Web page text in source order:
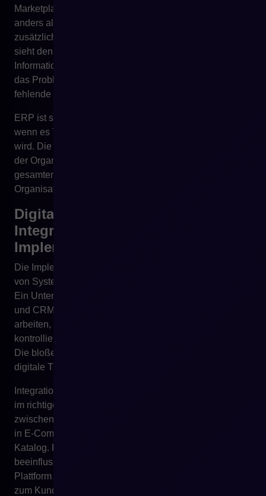
Marketplace. Der Lagerbestand ist im E-Commerce
anders als im WMS. Der Vertriebsmitarbeiter hat einen
zusätzlichen Rabatt in einer Tabelle. Customer Service
sieht den Bestellstatus nicht. Der Kunde erhält eine
Information, die nicht der Realität entspricht. Dann ist
das Problem nicht fehlende Digitalisierung, sondern
fehlende Datenarchitektur.
ERP ist sehr wichtig, aber sein Wert wächst erst dann,
wenn es Teil eines gut gestalteten Informationsflusses
wird. Die ERP-Implementierung allein ordnet einen Teil
der Organisation. Die Integration von ERP mit dem
gesamten digitalen Ökosystem erlaubt, diese
Organisation zu skalieren.
Digitale Transformation erfordert
Integration, nicht nur
Implementierung
Die Implementierung eines Systems und die Integration
von Systemen sind zwei unterschiedliche Reifegrade.
Ein Unternehmen kann ERP, E-Commerce, PIM, WMS
und CRM implementiert haben und trotzdem im Chaos
arbeiten, wenn die Systeme Daten nicht stabil,
kontrolliert und für das Team verständlich austauschen.
Die bloße Anwesenheit von Tools schafft noch keine
digitale Transformation.
Integration bedeutet, dass Daten im richtigen Moment,
im richtigen Umfang und gemäß der Geschäftslogik
zwischen Systemen fließen. Der Preis aus ERP gelangt
in E-Commerce. Produktdaten aus PIM speisen den
Katalog. Bestände und Reservierungen aus WMS
beeinflussen die Verfügbarkeit. Die Bestellung von der
Plattform gelangt ins ERP. Der Abwicklungsstatus kehrt
zum Kunden zurück. CRM erhält Informationen über die